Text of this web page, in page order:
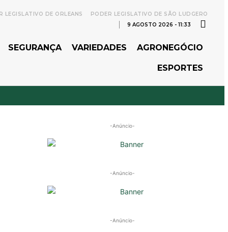
LEGISLATIVO DE ORLEANS
PODER LEGISLATIVO DE SÃO LUDGERO
9 AGOSTO 2026 - 11:33
SEGURANÇA VARIEDADES AGRONEGÓCIO
ESPORTES
-Anúncio-
-Anúncio-
-Anúncio-